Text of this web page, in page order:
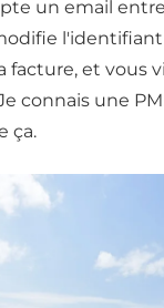
un email
facture, et vous
connais une
ça.